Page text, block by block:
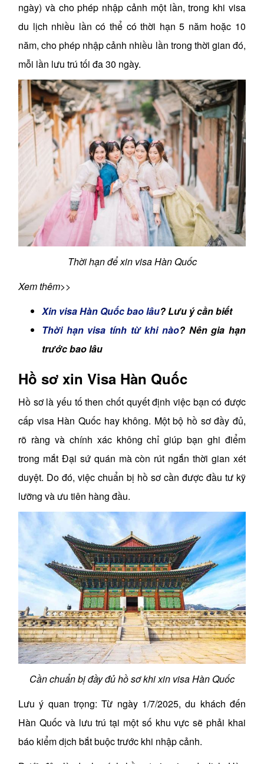
ngày) và cho phép nhập cảnh một lần, trong khi visa
du lịch nhiều lần có thể có thời hạn 5 năm hoặc 10
năm, cho phép nhập cảnh nhiều lần trong thời gian đó,
mỗi lần lưu trú tối đa 30 ngày.
Thời hạn để xin visa Hàn Quốc
Xem thêm>>
Xin visa Hàn Quốc bao lâu? Lưu ý cần biết
Thời hạn visa tính từ khi nào? Nên gia hạn
trước bao lâu
Hồ sơ xin Visa Hàn Quốc
Hồ sơ là yếu tố then chốt quyết định việc bạn có được
cấp visa Hàn Quốc hay không. Một bộ hồ sơ đầy đủ,
rõ ràng và chính xác không chỉ giúp bạn ghi điểm
trong mắt Đại sứ quán mà còn rút ngắn thời gian xét
duyệt. Do đó, việc chuẩn bị hồ sơ cần được đầu tư kỹ
lưỡng và ưu tiên hàng đầu.
Cần chuẩn bị đầy đủ hồ sơ khi xin visa Hàn Quốc
Lưu ý quan trọng: Từ ngày 1/7/2025, du khách đến
Hàn Quốc và lưu trú tại một số khu vực sẽ phải khai
báo kiểm dịch bắt buộc trước khi nhập cảnh.